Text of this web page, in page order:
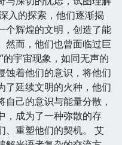
入的探索，他们逐渐揭
个辉煌的文明，创造了能
然而，他们也曾面临过巨
的宇宙现象，如同无声的
蚀着他们的意识，将他们
了延续文明的火种，他们
己的意识与能量分散，
，成为了一种弥散的存
、重塑他们的契机。 艾